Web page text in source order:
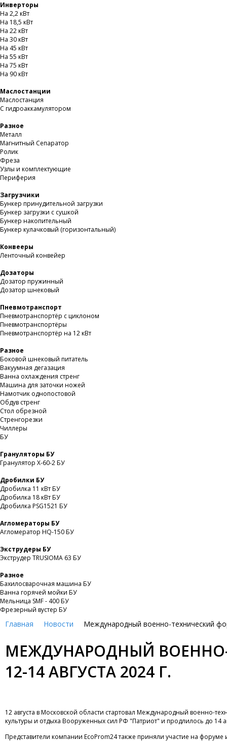
Инверторы
На 2,2 кВт
На 18,5 кВт
На 22 кВт
На 30 кВт
На 45 кВт
На 55 кВт
На 75 кВт
На 90 кВт
Маслостанции
Маслостанция
С гидроаккамулятором
Разное
Металл
Магнитный Сепаратор
Ролик
Фреза
Узлы и комплектующие
Периферия
Загрузчики
Бункер принудительной загрузки
Бункер загрузки с сушкой
Бункер накопительный
Бункер кулачковый (горизонтальный)
Конвееры
Ленточный конвейер
Дозаторы
Дозатор пружинный
Дозатор шнековый
Пневмотранспорт
Пневмотранспортёр с циклоном
Пневмотранспортёры
Пневмотранспортёр на 12 кВт
Разное
Боковой шнековый питатель
Вакуумная дегазация
Ванна охлаждения стренг
Машина для заточки ножей
Намотчик однопостовой
Обдув стренг
Стол обрезной
Стренгорезки
Чиллеры
БУ
Грануляторы БУ
Гранулятор X-60-2 БУ
Дробилки БУ
Дробилка 11 кВт БУ
Дробилка 18 кВт БУ
Дробилка PSG1521 БУ
Агломераторы БУ
Агломератор HQ-150 БУ
Экструдеры БУ
Экструдер TRUSIOMA 63 БУ
Разное
Бахилосварочная машина БУ
Ванна горячей мойки БУ
Мельница SMF - 400 БУ
Фрезерный вустер БУ
Главная Новости Международный военно-технический
МЕЖДУНАРОДНЫЙ
12-14 АВГУСТА 2024 Г.
12 августа в Московской области стартовал Международный военно-
культуры и отдыха Вооруженных сил РФ "Патриот" и продлилось до 14
Представители компании EcoProm24 также приняли участие на